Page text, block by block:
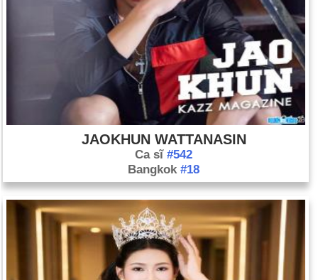
JAOKHUN WATTANASIN
Ca sĩ #542
Bangkok #18